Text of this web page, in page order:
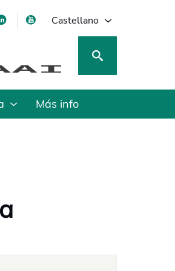
nueva
en una pestaña nueva
se abre en una pestaña nueva
se abre en una pestaña
Castellano
Más info